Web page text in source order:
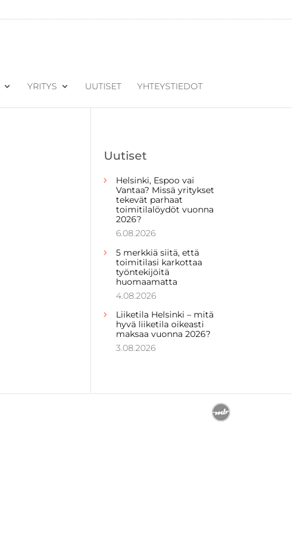
YRITYS UUTISET YHTEYSTIEDOT
Uutiset
Helsinki, Espoo vai
Vantaa? Missä yritykset
tekevät parhaat
toimitilalöydöt vuonna
2026?
6.08.2026
5 merkkiä siitä, että
toimitilasi karkottaa
työntekijöitä
huomaamatta
4.08.2026
Liiketila Helsinki – mitä
hyvä liiketila oikeasti
maksaa vuonna 2026?
3.08.2026